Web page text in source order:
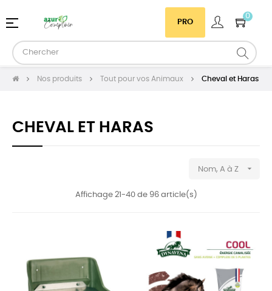
PRO
0
Basculer
navigation
☰
Nos produits Tout pour vos Animaux Cheval et Haras
CHEVAL ET HARAS
Nom, A à Z 
Affichage 21-40 de 96 article(s)